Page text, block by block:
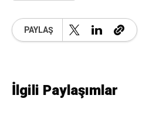
PAYLAŞ
İlgili Paylaşımlar